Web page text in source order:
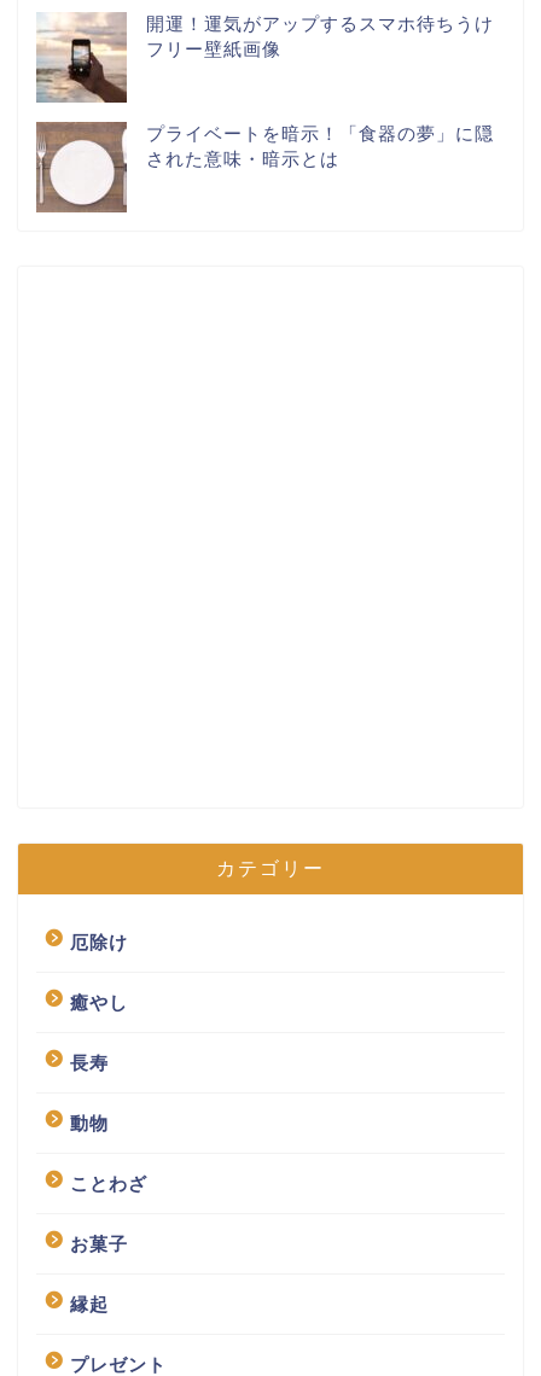
開運！運気がアップするスマホ待ちうけ
フリー壁紙画像
プライベートを暗示！「食器の夢」に隠
された意味・暗示とは
カテゴリー
厄除け
癒やし
長寿
動物
ことわざ
お菓子
縁起
プレゼント